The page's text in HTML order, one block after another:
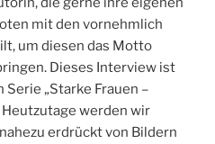
mit den vornehmlich
um diesen das Motto
Dieses Interview ist
„Starke Frauen –
werden wir
erdrückt von Bildern